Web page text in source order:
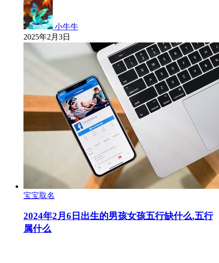
小牛牛
2025年2月3日
宝宝取名
2024年2月6日出生的男孩女孩五行缺什么,五行
属什么